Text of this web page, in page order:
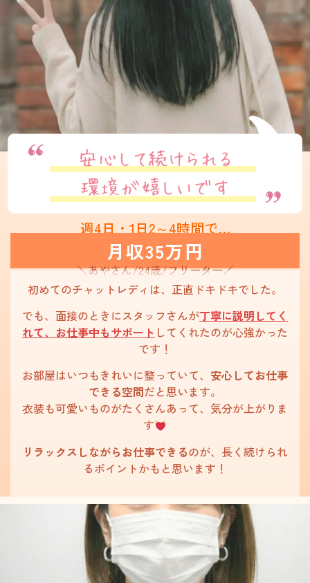
週4日・1日2～4時間で…
月収35万円
＼あやさん/24歳/フリーター／
初めてのチャットレディは、正直ドキドキでした。
でも、面接のときにスタッフさんが丁寧に説明してく
れて、お仕事中もサポート してくれたのが心強かった
です！
お部屋はいつもきれいに整っていて、 安心してお仕事
できる空間だと思います。
衣装も可愛いものがたくさんあって、気分が上がりま
す
リラックスしながらお仕事できるのが、長く続けられ
るポイントかもと思います！